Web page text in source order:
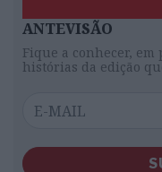
ANTEVISÃO
Fique a conhecer,
histórias da edição